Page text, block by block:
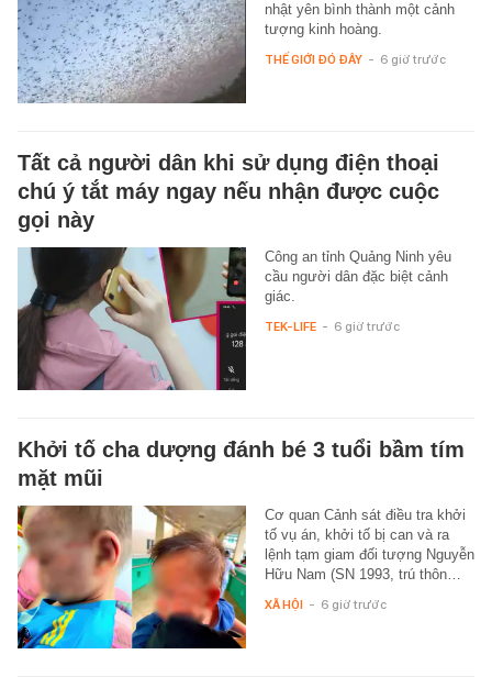
nhật yên bình thành một cảnh
tượng kinh hoàng.
THẾ GIỚI ĐÓ ĐÂY - 6 giờ trước
Tất cả người dân khi sử dụng điện thoại
chú ý tắt máy ngay nếu nhận được cuộc
gọi này
Công an tỉnh Quảng Ninh yêu
cầu người dân đặc biệt cảnh
giác.
TEK-LIFE - 6 giờ trước
Khởi tố cha dượng đánh bé 3 tuổi bầm tím
mặt mũi
Cơ quan Cảnh sát điều tra khởi
tố vụ án, khởi tố bị can và ra
lệnh tạm giam đối tượng Nguyễn
Hữu Nam (SN 1993, trú thôn…
XÃ HỘI - 6 giờ trước